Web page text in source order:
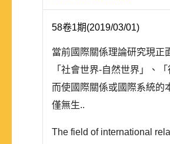
58卷1期(2019/03/01)
當前國際關係理論研究現正
「社會世界-自然世界」、
而使國際關係或國際系統的
僅無生..
The field of international